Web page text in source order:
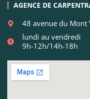
AGENCE DE
48 avenue du Mont
lundi au vendredi
9h-12h/14h-18h